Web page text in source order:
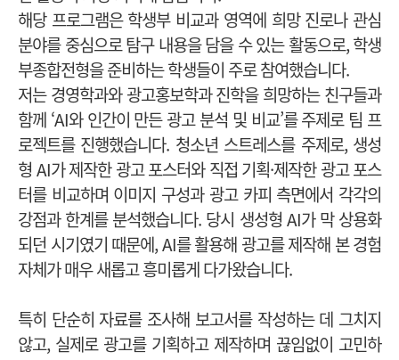
해당 프로그램은 학생부 비교과 영역에 희망 진로나 관심
분야를 중심으로 탐구 내용을 담을 수 있는 활동으로, 학생
부종합전형을 준비하는 학생들이 주로 참여했습니다.
저는 경영학과와 광고홍보학과 진학을 희망하는 친구들과
함께 ‘AI와 인간이 만든 광고 분석 및 비교’를 주제로 팀 프
로젝트를 진행했습니다. 청소년 스트레스를 주제로, 생성
형 AI가 제작한 광고 포스터와 직접 기획·제작한 광고 포스
터를 비교하며 이미지 구성과 광고 카피 측면에서 각각의
강점과 한계를 분석했습니다. 당시 생성형 AI가 막 상용화
되던 시기였기 때문에, AI를 활용해 광고를 제작해 본 경험
자체가 매우 새롭고 흥미롭게 다가왔습니다.
특히 단순히 자료를 조사해 보고서를 작성하는 데 그치지
않고, 실제로 광고를 기획하고 제작하며 끊임없이 고민하